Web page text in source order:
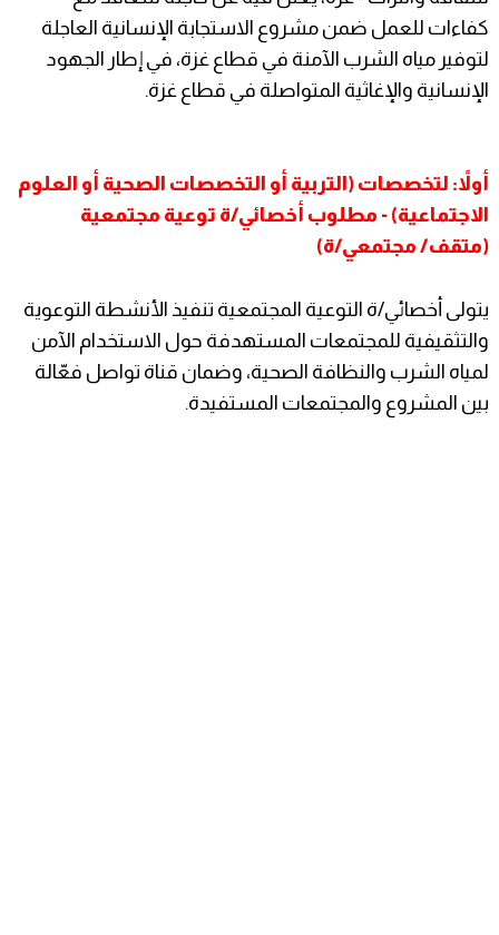
كفاءات للعمل ضمن مشروع الاستجابة الإنسانية العاجلة
لتوفير مياه الشرب الآمنة في قطاع غزة، في إطار الجهود
الإنسانية والإغاثية المتواصلة في قطاع غزة.
أولاً: لتخصصات (التربية أو التخصصات الصحية أو العلوم
الاجتماعية) - مطلوب أخصائي/ة توعية مجتمعية
(متقف/ مجتمعي/ة)
يتولى أخصائي/ة التوعية المجتمعية تنفيذ الأنشطة التوعوية
والتثقيفية للمجتمعات المستهدفة حول الاستخدام الآمن
لمياه الشرب والنظافة الصحية، وضمان قناة تواصل فعّالة
بين المشروع والمجتمعات المستفيدة.